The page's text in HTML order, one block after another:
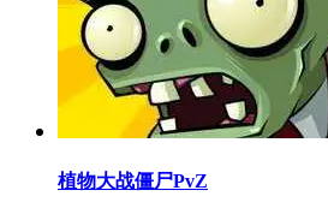
植物大战僵尸PvZ